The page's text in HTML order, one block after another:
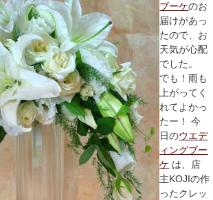
ブーケのお
届けがあっ
たので、お
天気が心配
でした。
でも！雨も
上がってく
れてよかっ
たー！ 今
日のウエデ
ィングブー
ケ は、店
主KOJIの作
ったクレッ